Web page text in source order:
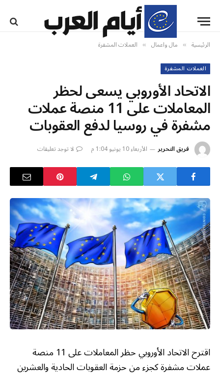
الرئيسية » مال واعمال » العملات المشفرة
العملات المشفرة
الاتحاد الأوروبي يسعى لحظر
المعاملات على 11 منصة عملات
مشفرة في روسيا لدفع العقوبات
فريق التحرير الأربعاء 10 يونيو 1:04 م لا توجد تعليقات
اقترح الاتحاد الأوروبي حظر المعاملات على 11 منصة
عملات مشفرة كجزء من حزمة العقوبات الحادية والعشرين